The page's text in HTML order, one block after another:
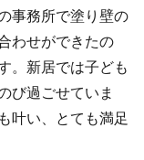
事務所で塗り壁の
わせができたの
。新居では子ども
び過ごせていま
叶い、とても満足